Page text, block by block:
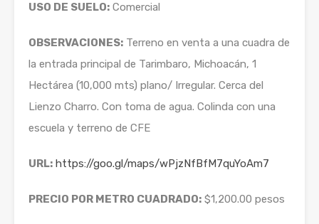
USO DE SUELO: Comercial
OBSERVACIONES: Terreno en venta a una cuadra de
la entrada principal de Tarimbaro, Michoacán, 1
Hectárea (10,000 mts) plano/ Irregular. Cerca del
Lienzo Charro. Con toma de agua. Colinda con una
escuela y terreno de CFE
URL: https://goo.gl/maps/wPjzNfBfM7quYoAm7
PRECIO POR METRO CUADRADO: $1,200.00 pesos